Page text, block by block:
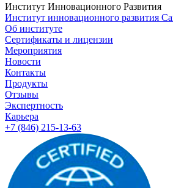
Институт Инновационного Развития
Институт инновационного развития
Об институте
Сертификаты и лицензии
Мероприятия
Новости
Контакты
Продукты
Отзывы
Экспертность
Карьера
+7 (846) 215-13-63